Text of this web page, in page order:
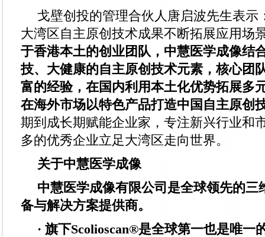
戈壁创投的管理合伙人唐启波先生表示
大湾区自主原创技术成果不断拓展应用场
于香港本土的创业团队，中慧医学成像结
技、大健康的自主原创技术元素，核心团
富的经验，在国内利用本土化优势拓展多
在海外市场以特色产品打造中国自主原创
期到成长期赋能企业家，专注新兴行业和
多的优秀企业立足大湾区走向世界。
关于中慧医学成像
中慧医学成像有限公司是全球领先的三
备与解决方案提供商。
· 旗下Scolioscan®是全球第一也是唯一